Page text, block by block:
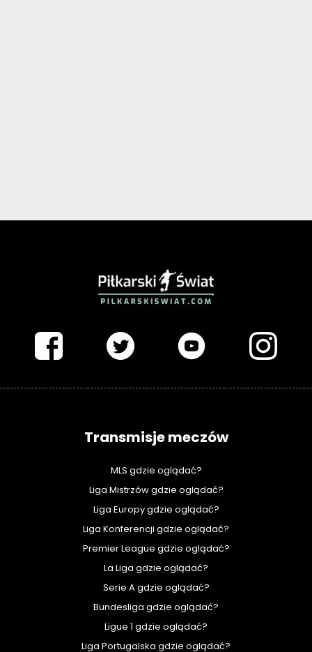
Transmisje meczów
MLS gdzie oglądać?
Liga Mistrzów gdzie oglądać?
Liga Europy gdzie oglądać?
Liga Konferencji gdzie oglądać?
Premier League gdzie oglądać?
La Liga gdzie oglądać?
Serie A gdzie oglądać?
Bundesliga gdzie oglądać?
Ligue 1 gdzie oglądać?
Liga Portugalska gdzie oglądać?